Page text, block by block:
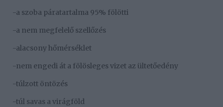
-a szoba páratartalma 95% fölötti
-a nem megfelelő szellőzés
-alacsony hőmérséklet
-nem engedi át a fölösleges vizet az ültetőedény
-túlzott öntözés
-túl savas a virágföld